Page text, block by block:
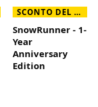
SCONTO DEL 60%
SnowRunner - 1-
Year
Anniversary
Edition